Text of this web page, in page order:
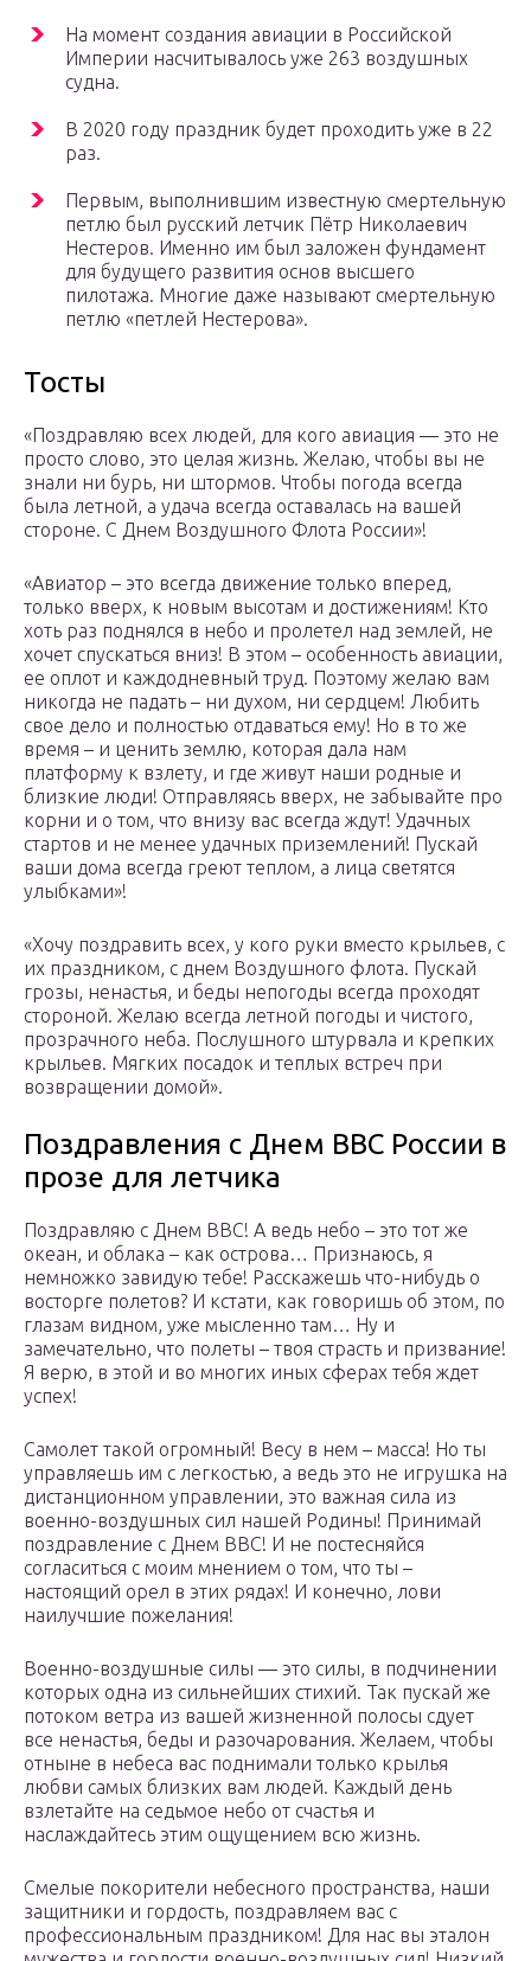
На момент создания авиации в Российской
Империи насчитывалось уже 263 воздушных
судна.
В 2020 году праздник будет проходить уже в 22
раз.
Первым, выполнившим известную смертельную
петлю был русский летчик Пётр Николаевич
Нестеров. Именно им был заложен фундамент
для будущего развития основ высшего
пилотажа. Многие даже называют смертельную
петлю «петлей Нестерова».
Тосты
«Поздравляю всех людей, для кого авиация — это не
просто слово, это целая жизнь. Желаю, чтобы вы не
знали ни бурь, ни штормов. Чтобы погода всегда
была летной, а удача всегда оставалась на вашей
стороне. С Днем Воздушного Флота России»!
«Авиатор – это всегда движение только вперед,
только вверх, к новым высотам и достижениям! Кто
хоть раз поднялся в небо и пролетел над землей, не
хочет спускаться вниз! В этом – особенность авиации,
ее оплот и каждодневный труд. Поэтому желаю вам
никогда не падать – ни духом, ни сердцем! Любить
свое дело и полностью отдаваться ему! Но в то же
время – и ценить землю, которая дала нам
платформу к взлету, и где живут наши родные и
близкие люди! Отправляясь вверх, не забывайте про
корни и о том, что внизу вас всегда ждут! Удачных
стартов и не менее удачных приземлений! Пускай
ваши дома всегда греют теплом, а лица светятся
улыбками»!
«Хочу поздравить всех, у кого руки вместо крыльев, с
их праздником, с днем Воздушного флота. Пускай
грозы, ненастья, и беды непогоды всегда проходят
стороной. Желаю всегда летной погоды и чистого,
прозрачного неба. Послушного штурвала и крепких
крыльев. Мягких посадок и теплых встреч при
возвращении домой».
Поздравления с Днем ВВС России в
прозе для летчика
Поздравляю с Днем ВВС! А ведь небо – это тот же
океан, и облака – как острова… Признаюсь, я
немножко завидую тебе! Расскажешь что-нибудь о
восторге полетов? И кстати, как говоришь об этом, по
глазам видном, уже мысленно там… Ну и
замечательно, что полеты – твоя страсть и призвание!
Я верю, в этой и во многих иных сферах тебя ждет
успех!
Самолет такой огромный! Весу в нем – масса! Но ты
управляешь им с легкостью, а ведь это не игрушка на
дистанционном управлении, это важная сила из
военно-воздушных сил нашей Родины! Принимай
поздравление с Днем ВВС! И не постесняйся
согласиться с моим мнением о том, что ты –
настоящий орел в этих рядах! И конечно, лови
наилучшие пожелания!
Военно-воздушные силы — это силы, в подчинении
которых одна из сильнейших стихий. Так пускай же
потоком ветра из вашей жизненной полосы сдует
все ненастья, беды и разочарования. Желаем, чтобы
отныне в небеса вас поднимали только крылья
любви самых близких вам людей. Каждый день
взлетайте на седьмое небо от счастья и
наслаждайтесь этим ощущением всю жизнь.
Смелые покорители небесного пространства, наши
защитники и гордость, поздравляем вас с
профессиональным праздником! Для нас вы эталон